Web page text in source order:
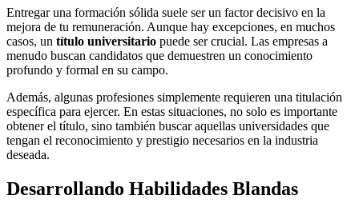
Entregar una formación sólida suele ser un factor decisivo en la
mejora de tu remuneración. Aunque hay excepciones, en muchos
casos, un título universitario puede ser crucial. Las empresas a
menudo buscan candidatos que demuestren un conocimiento
profundo y formal en su campo.
Además, algunas profesiones simplemente requieren una titulación
específica para ejercer. En estas situaciones, no solo es importante
obtener el título, sino también buscar aquellas universidades que
tengan el reconocimiento y prestigio necesarios en la industria
deseada.
Desarrollando Habilidades Blandas